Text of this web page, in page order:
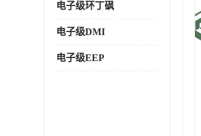
电子级环丁砜
电子级DMI
电子级EEP